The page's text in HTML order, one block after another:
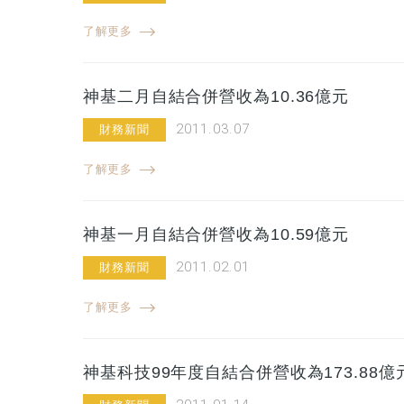
了解更多
神基二月自結合併營收為10.36億元
財務新聞 2011.03.07
了解更多
神基一月自結合併營收為10.59億元
財務新聞 2011.02.01
了解更多
神基科技99年度自結合併營收為173.88億